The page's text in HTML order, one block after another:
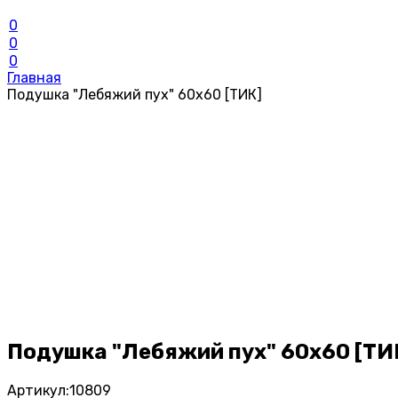
0
0
0
Главная
Подушка "Лебяжий пух" 60х60 [ТИК]
Подушка "Лебяжий пух" 60х60
Артикул:10809